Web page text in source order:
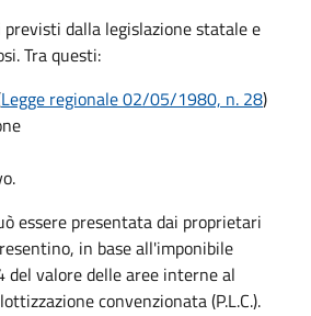
dalla legislazione statale e
Tra questi:
Legge regionale 02/05/1980, n. 28)
essere presentata dai proprietari
in base all'imponibile
valore delle aree interne al
convenzionata (P.L.C.).